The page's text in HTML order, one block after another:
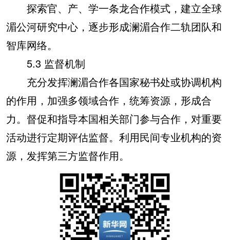
探索官、产、学一条龙合作模式，建立全球
湄公河研究中心，逐步形成澜湄合作二轨团队和
智库网络。
5.3 监督机制
充分发挥澜湄合作各国家秘书处或协调机构
的作用，加强多领域合作，统筹资源，形成合
力。督促和指导本国相关部门参与合作，对重要
活动进行定期评估监督。利用民间专业机构的资
源，发挥第三方监督作用。